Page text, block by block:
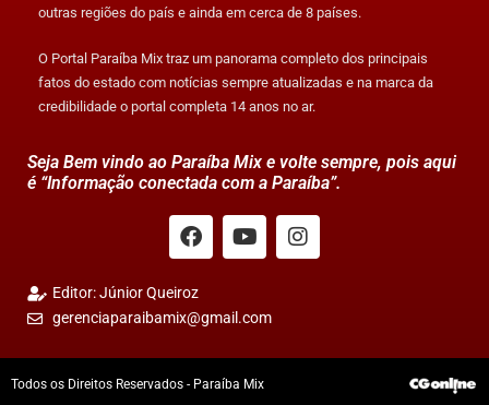
outras regiões do país e ainda em cerca de 8 países.
O Portal Paraíba Mix traz um panorama completo dos principais
fatos do estado com notícias sempre atualizadas e na marca da
credibilidade o portal completa 14 anos no ar.
Seja Bem vindo ao Paraíba Mix e volte sempre, pois aqui
é “Informação conectada com a Paraíba”.
Editor: Júnior Queiroz
gerenciaparaibamix@gmail.com
Todos os Direitos Reservados - Paraíba Mix